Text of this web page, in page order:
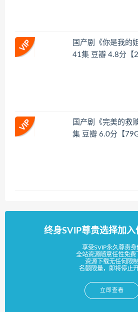
国产剧《你是我的
41集 豆瓣 4.8分【
国产剧《完美的救
集 豆瓣 6.0分【
终身SVIP尊贵选择加
享受SVIP永久尊贵身
全站资源随意任性免费
资源下载无任何限制
名额限量，即将停止
立即查看